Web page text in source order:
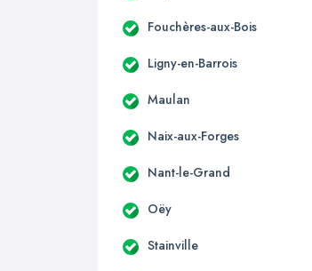
Fouchères-aux-Bois
Ligny-en-Barrois
Maulan
Naix-aux-Forges
Nant-le-Grand
Oëy
Stainville